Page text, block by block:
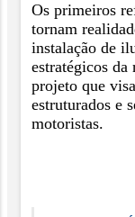
Os primeiros
tornam
instalação de
estratégicos da
projeto que
estruturados e
motoristas.